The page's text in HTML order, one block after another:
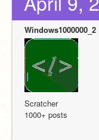
Windows1000000_2
Scratcher
1000+ posts